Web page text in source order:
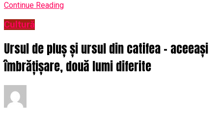
Continue Reading
Cultură
Ursul de pluș și ursul din catifea – aceeași
îmbrățișare, două lumi diferite